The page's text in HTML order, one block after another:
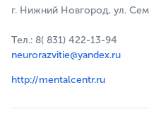
г. Нижний Новгород, ул.
Тел.: 8( 831) 422-13-94
neurorazvitie@yandex.ru
http://mentalcentr.ru